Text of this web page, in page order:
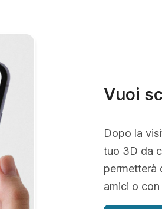
Vuoi
Dopo la
tuo 3D da
permetterà
amici o